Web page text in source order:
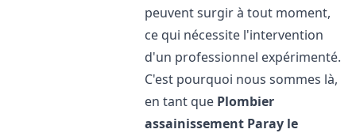
peuvent surgir à tout moment,
ce qui nécessite l'intervention
d'un professionnel expérimenté.
C'est pourquoi nous sommes là,
en tant que Plombier
assainissement Paray le